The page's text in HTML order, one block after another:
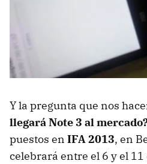
Y la pregunta que nos
llegará Note 3 al
puestos en IFA 2013, en
celebrará entre el 6 y el